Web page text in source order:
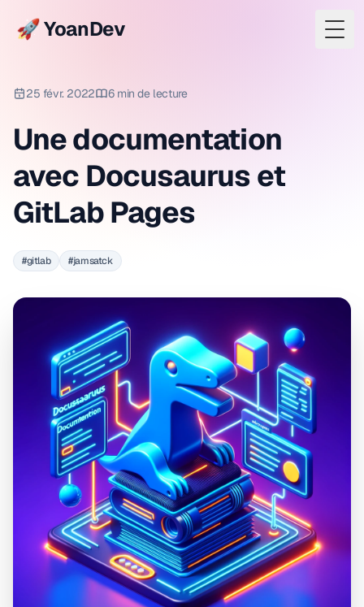
🚀 YoanDev
25 févr. 2022 6 min de lecture
Une documentation
avec Docusaurus et
GitLab Pages
#gitlab #jamsatck